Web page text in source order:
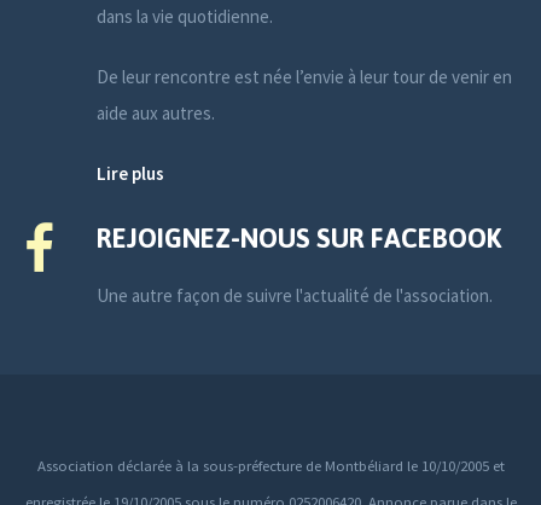
dans la vie quotidienne.
De leur rencontre est née l’envie à leur tour de venir en
aide aux autres.
Lire plus
REJOIGNEZ-NOUS SUR FACEBOOK
Une autre façon de suivre l'actualité de l'association.
Association déclarée à la sous-préfecture de Montbéliard le 10/10/2005 et